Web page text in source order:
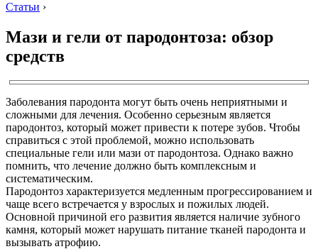
Статьи ›
Мази и гели от пародонтоза: обзор
средств
Заболевания пародонта могут быть очень неприятными и
сложными для лечения. Особенно серьезным является
пародонтоз, который может привести к потере зубов. Чтобы
справиться с этой проблемой, можно использовать
специальные гели или мази от пародонтоза. Однако важно
помнить, что лечение должно быть комплексным и
систематическим.
Пародонтоз характеризуется медленным прогрессированием и
чаще всего встречается у взрослых и пожилых людей.
Основной причиной его развития является наличие зубного
камня, который может нарушать питание тканей пародонта и
вызывать атрофию.